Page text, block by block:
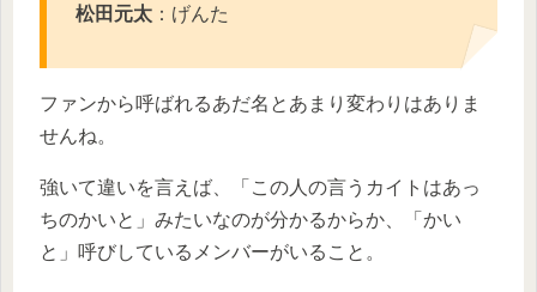
松田元太 ：げんた
ファンから呼ばれるあだ名とあまり変わりはありま
せんね。
強いて違いを言えば、「この人の言うカイトはあっ
ちのかいと」みたいなのが分かるからか、「かい
と」呼びしているメンバーがいること。